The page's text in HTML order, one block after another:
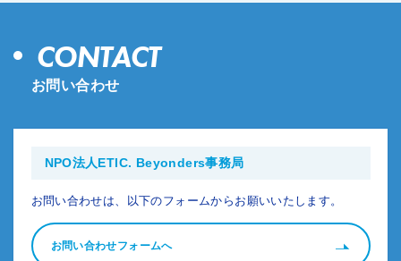
CONTACT
お問い合わせ
NPO法人ETIC. Beyonders事務局
お問い合わせは、以下のフォームからお願いいたします。
お問い合わせフォームへ